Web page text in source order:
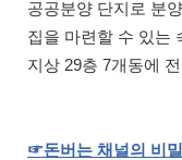
공공분양 단지로 분
집을 마련할 수 있는
지상 29층 7개동에
☞돈버는 채널의 비